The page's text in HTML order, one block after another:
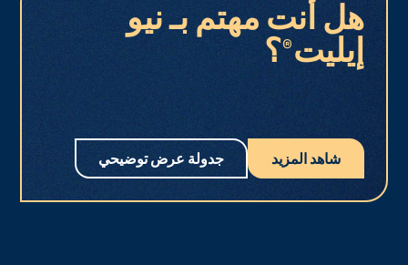
هل أنت مهتم بـ نيو
إيليت®؟
شاهد المزيد جدولة عرض توضيحي